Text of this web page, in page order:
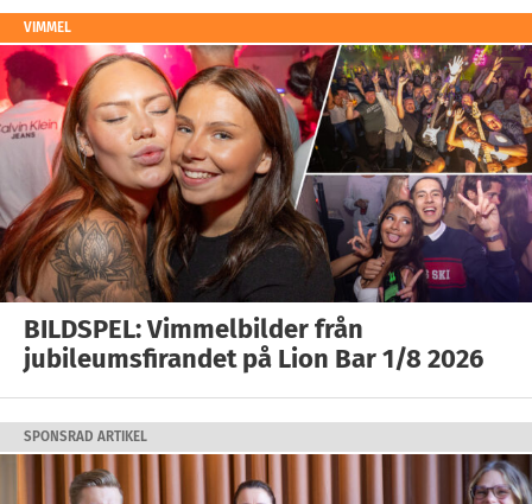
VIMMEL
BILDSPEL: Vimmelbilder från
jubileumsfirandet på Lion Bar 1/8 2026
SPONSRAD ARTIKEL